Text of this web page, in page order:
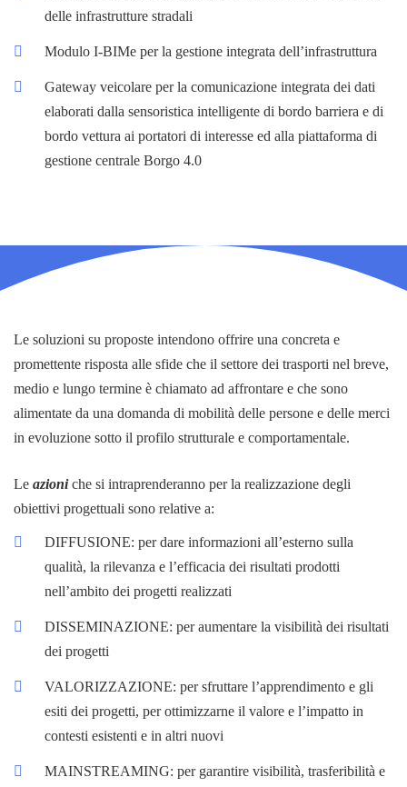
delle infrastrutture stradali
Modulo I-BIMe per la gestione integrata dell’infrastruttura
Gateway veicolare per la comunicazione integrata dei dati
elaborati dalla sensoristica intelligente di bordo barriera e di
bordo vettura ai portatori di interesse ed alla piattaforma di
gestione centrale Borgo 4.0
Le soluzioni su proposte intendono offrire una concreta e
promettente risposta alle sfide che il settore dei trasporti nel breve,
medio e lungo termine è chiamato ad affrontare e che sono
alimentate da una domanda di mobilità delle persone e delle merci
in evoluzione sotto il profilo strutturale e comportamentale.
Le azioniche si intraprenderanno per la realizzazione degli
obiettivi progettuali sono relative a:
DIFFUSIONE: per dare informazioni all’esterno sulla
qualità, la rilevanza e l’efficacia dei risultati prodotti
nell’ambito dei progetti realizzati
DISSEMINAZIONE: per aumentare la visibilità dei risultati
dei progetti
VALORIZZAZIONE: per sfruttare l’apprendimento e gli
esiti dei progetti, per ottimizzarne il valore e l’impatto in
contesti esistenti e in altri nuovi
MAINSTREAMING: per garantire visibilità, trasferibilità e